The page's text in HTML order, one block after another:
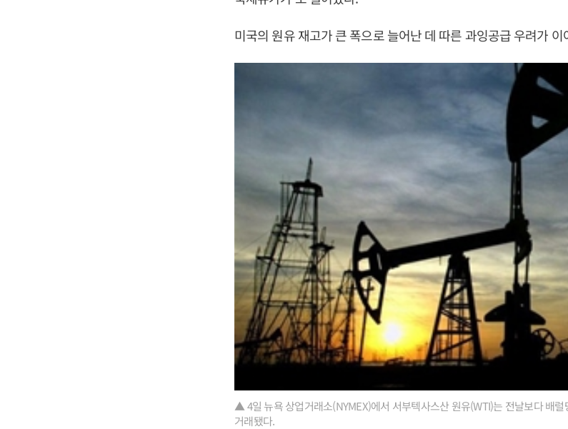
미국의 원유 재고가 큰 폭으로 늘어난 데 따른 과잉공급 우려가 이
▲ 4일 뉴욕 상업거래소(NYMEX)에서 서부텍사스산 원유(WTI)는 전날보다 배
거래됐다.